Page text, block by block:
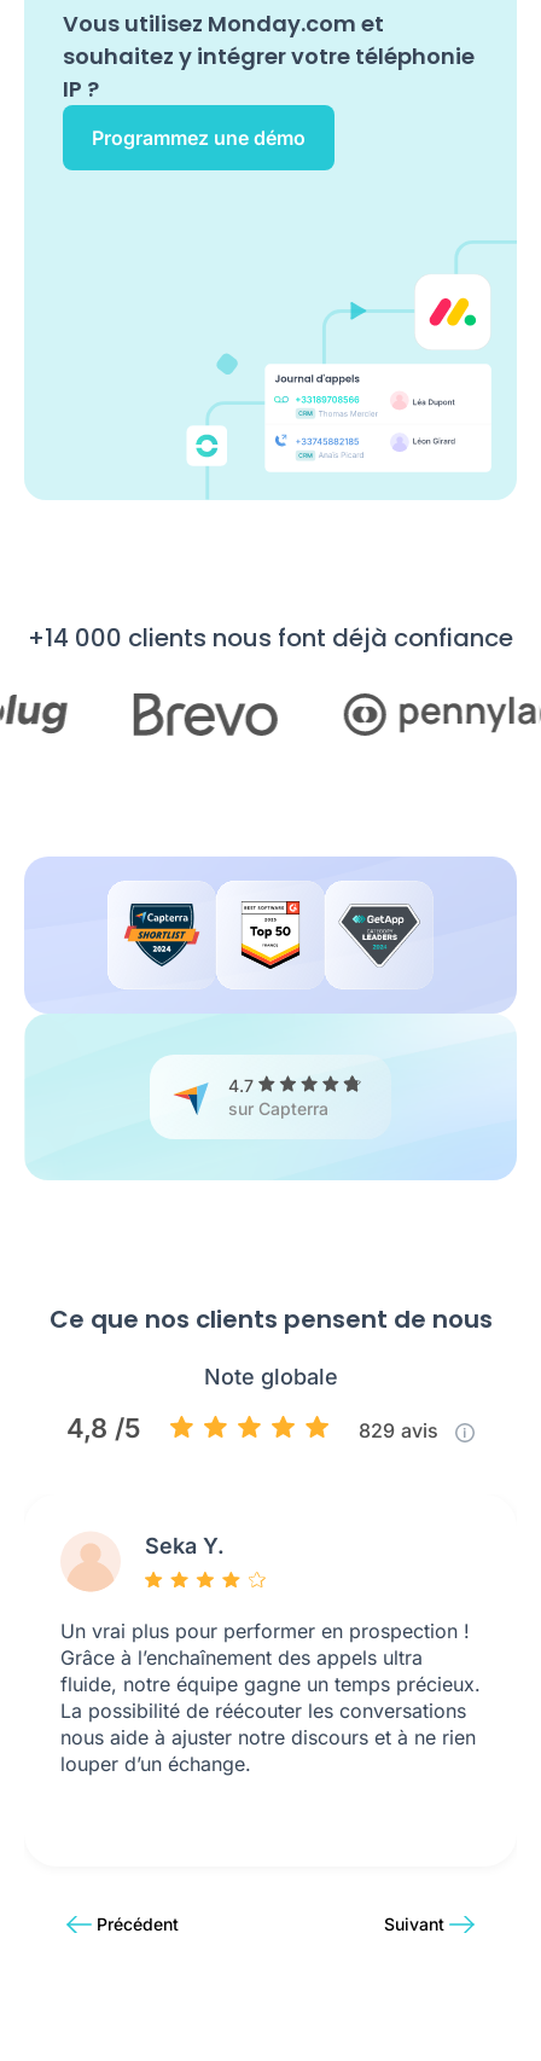
Vous utilisez Monday.com et
souhaitez y intégrer votre téléphonie
IP ?
Programmez une démo
+14 000 clients nous font déjà confiance
4.7
sur Capterra
Ce que nos clients pensent de nous
Note globale
4,8 /5 829 avis
Seka Y.
Un vrai plus pour performer en prospection !
Grâce à l’enchaînement des appels ultra
fluide, notre équipe gagne un temps précieux.
La possibilité de réécouter les conversations
nous aide à ajuster notre discours et à ne rien
louper d’un échange.
Précédent Suivant